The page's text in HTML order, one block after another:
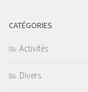
CATÉGORIES
Activités
Divers